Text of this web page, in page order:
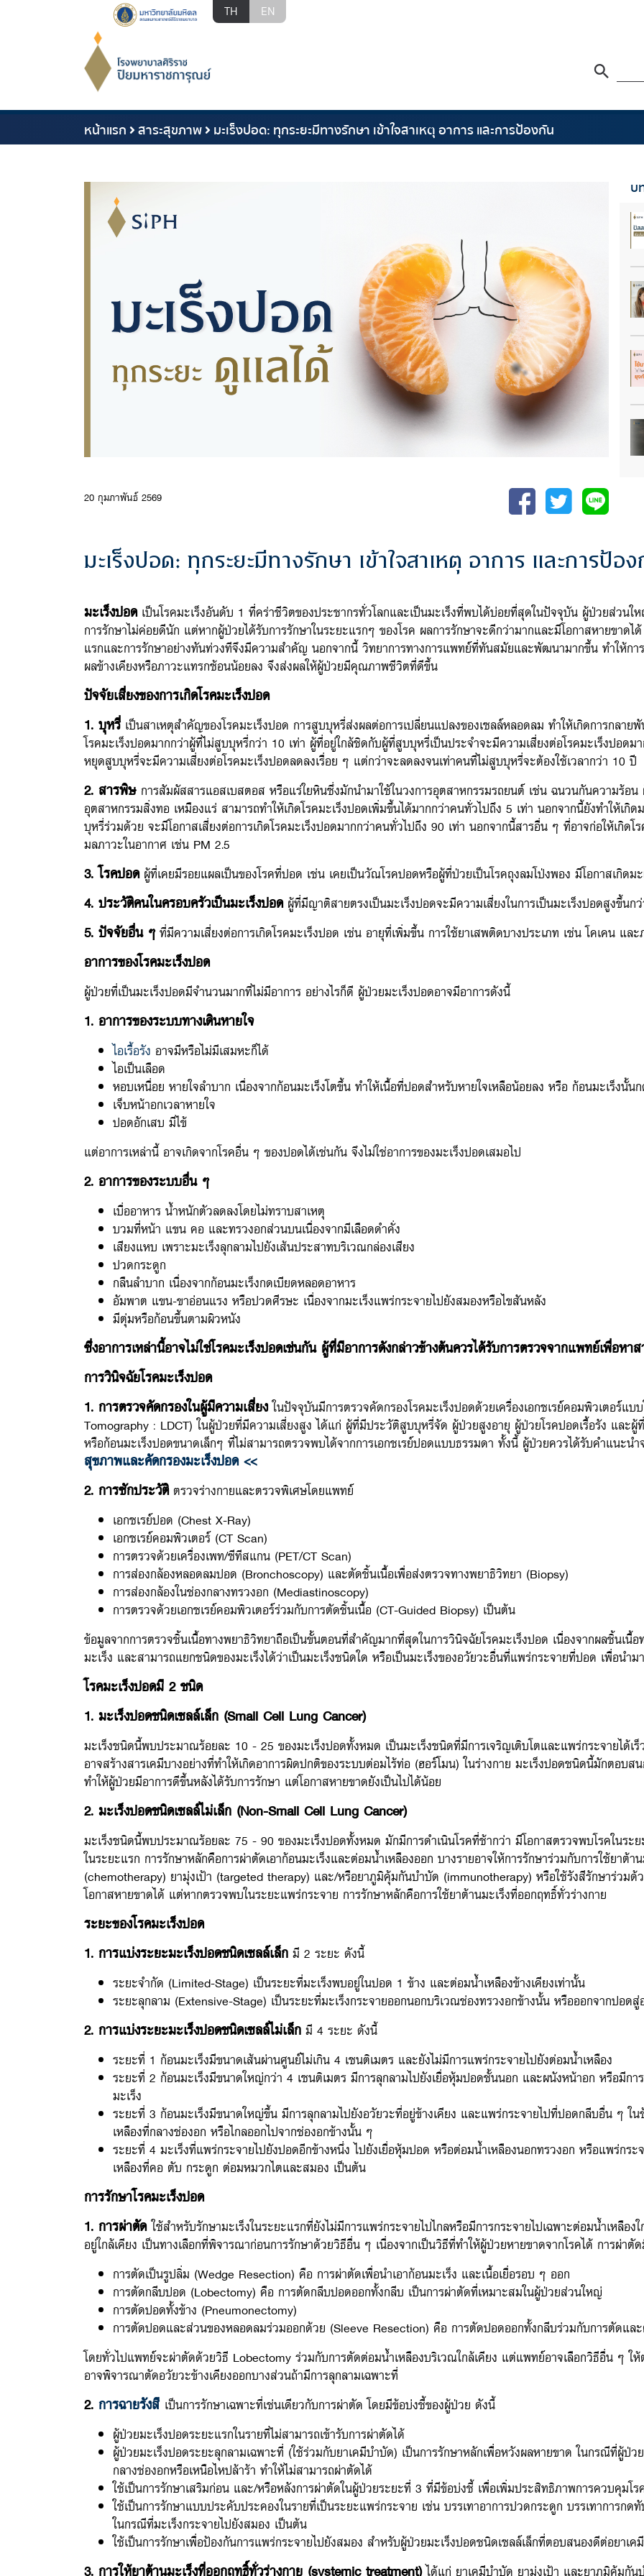
TH EN
หน้าแรก สาระสุขภาพ มะเร็งปอด: ทุกระยะมีทางรักษา เข้าใจสาเหตุ อาการ และการป้องกัน
20 กุมภาพันธ์ 2569
บ
มะเร็งปอด: ทุกระยะมีทางรักษา เข้าใจสาเหตุ อาการ และการป้อ
มะเร็งปอดเป็นโรคมะเร็งอันดับ 1 ที่คร่าชีวิตของประชากรทั่วโลกและเป็นมะเร็งที่พบได้บ่อยที่สุดในปัจจุบัน ผู้ป่วยส่วนใ
การรักษาไม่ค่อยดีนัก แต่หากผู้ป่วยได้รับการรักษาในระยะแรกๆ ของโรค ผลการรักษาจะดีกว่ามากและมีโอกาสหายขาดไ
แรกและการรักษาอย่างทันท่วงทีจึงมีความสำคัญ นอกจากนี้ วิทยาการทางการแพทย์ที่ทันสมัยและพัฒนามากขึ้น ทำให้ก
ผลข้างเคียงหรือภาวะแทรกซ้อนน้อยลง จึงส่งผลให้ผู้ป่วยมีคุณภาพชีวิตที่ดีขึ้น
ปัจจัยเสี่ยงของการเกิดโรคมะเร็งปอด
1. บุหรี่เป็นสาเหตุสำคัญของโรคมะเร็งปอด การสูบบุหรี่ส่งผลต่อการเปลี่ยนแปลงของเซลล์หลอดลม ทำให้เกิดการกลาย
โรคมะเร็งปอดมากกว่าผู้ที่ไม่สูบบุหรี่กว่า 10 เท่า ผู้ที่อยู่ใกล้ชิดกับผู้ที่สูบบุหรี่เป็นประจำจะมีความเสี่ยงต่อโรคมะเร็งปอด
หยุดสูบบุหรี่จะมีความเสี่ยงต่อโรคมะเร็งปอดลดลงเรื่อย ๆ แต่กว่าจะลดลงจนเท่าคนที่ไม่สูบบุหรี่จะต้องใช้เวลากว่า 10 ปี
2. สารพิษ การสัมผัสสารแอสเบสตอส หรือแร่ใยหินซึ่งมักนำมาใช้ในวงการอุตสาหกรรมรถยนต์ เช่น ฉนวนกันความร้อน
อุตสาหกรรมสิ่งทอ เหมืองแร่ สามารถทำให้เกิดโรคมะเร็งปอดเพิ่มขึ้นได้มากกว่าคนทั่วไปถึง 5 เท่า นอกจากนี้ยังทำให้เกิ
บุหรี่ร่วมด้วย จะมีโอกาสเสี่ยงต่อการเกิดโรคมะเร็งปอดมากกว่าคนทั่วไปถึง 90 เท่า นอกจากนี้สารอื่น ๆ ที่อาจก่อให้เกิด
มลภาวะในอากาศ เช่น PM 2.5
3. โรคปอดผู้ที่เคยมีรอยแผลเป็นของโรคที่ปอด เช่น เคยเป็นวัณโรคปอดหรือผู้ที่ป่วยเป็นโรคถุงลมโป่งพอง มีโอกาสเกิดม
4. ประวัติคนในครอบครัวเป็นมะเร็งปอดผู้ที่มีญาติสายตรงเป็นมะเร็งปอดจะมีความเสี่ยงในการเป็นมะเร็งปอดสูงขึ้นก
5. ปัจจัยอื่น ๆที่มีความเสี่ยงต่อการเกิดโรคมะเร็งปอด เช่น อายุที่เพิ่มขึ้น การใช้ยาเสพติดบางประเภท เช่น โคเคน แล
อาการของโรคมะเร็งปอด
ผู้ป่วยที่เป็นมะเร็งปอดมีจำนวนมากที่ไม่มีอาการ อย่างไรก็ดี ผู้ป่วยมะเร็งปอดอาจมีอาการดังนี้
1. อาการของระบบทางเดินหายใจ
ไอเรื้อรัง อาจมีหรือไม่มีเสมหะก็ได้
ไอเป็นเลือด
หอบเหนื่อย หายใจลำบาก เนื่องจากก้อนมะเร็งโตขึ้น ทำให้เนื้อที่ปอดสำหรับหายใจเหลือน้อยลง หรือ ก้อนมะเร็งนั้น
เจ็บหน้าอกเวลาหายใจ
ปอดอักเสบ มีไข้
แต่อาการเหล่านี้ อาจเกิดจากโรคอื่น ๆ ของปอดได้เช่นกัน จึงไม่ใช่อาการของมะเร็งปอดเสมอไป
2. อาการของระบบอื่น ๆ
เบื่ออาหาร น้ำหนักตัวลดลงโดยไม่ทราบสาเหตุ
บวมที่หน้า แขน คอ และทรวงอกส่วนบนเนื่องจากมีเลือดดำคั่ง
เสียงแหบ เพราะมะเร็งลุกลามไปยังเส้นประสาทบริเวณกล่องเสียง
ปวดกระดูก
กลืนลำบาก เนื่องจากก้อนมะเร็งกดเบียดหลอดอาหาร
อัมพาต แขน-ขาอ่อนแรง หรือปวดศีรษะ เนื่องจากมะเร็งแพร่กระจายไปยังสมองหรือไขสันหลัง
มีตุ่มหรือก้อนขึ้นตามผิวหนัง
ซึ่งอาการเหล่านี้อาจไม่ใช่โรคมะเร็งปอดเช่นกัน ผู้ที่มีอาการดังกล่าวข้างต้นควรได้รับการตรวจจากแพทย์เพื่อหา
การวินิจฉัยโรคมะเร็งปอด
1. การตรวจคัดกรองในผู้มีความเสี่ยง ในปัจจุบันมีการตรวจคัดกรองโรคมะเร็งปอดด้วยเครื่องเอกซเรย์คอมพิวเตอร์
Tomography : LDCT) ในผู้ป่วยที่มีความเสี่ยงสูง ได้แก่ ผู้ที่มีประวัติสูบบุหรี่จัด ผู้ป่วยสูงอายุ ผู้ป่วยโรคปอดเรื้อรัง และ
หรือก้อนมะเร็งปอดขนาดเล็กๆ ที่ไม่สามารถตรวจพบได้จากการเอกชเรย์ปอดแบบธรรมดา ทั้งนี้ ผู้ป่วยควรได้รับคำแนะน
สุขภาพและคัดกรองมะเร็งปอด <<
2. การซักประวัติตรวจร่างกายและตรวจพิเศษโดยแพทย์
เอกซเรย์ปอด (Chest X-Ray)
เอกซเรย์คอมพิวเตอร์ (CT Scan)
การตรวจด้วยเครื่องเพท/ซีทีสแกน (PET/CT Scan)
การส่องกล้องหลอดลมปอด (Bronchoscopy) และตัดชิ้นเนื้อเพื่อส่งตรวจทางพยาธิวิทยา (Biopsy)
การส่องกล้องในช่องกลางทรวงอก (Mediastinoscopy)
การตรวจด้วยเอกซเรย์คอมพิวเตอร์ร่วมกับการตัดชิ้นเนื้อ (CT-Guided Biopsy) เป็นต้น
ข้อมูลจากการตรวจชิ้นเนื้อทางพยาธิวิทยาถือเป็นขั้นตอนที่สำคัญมากที่สุดในการวินิจฉัยโรคมะเร็งปอด เนื่องจากผลชิ้นเนื้
มะเร็ง และสามารถแยกชนิดของมะเร็งได้ว่าเป็นมะเร็งชนิดใด หรือเป็นมะเร็งของอวัยวะอื่นที่แพร่กระจายที่ปอด เพื่อนำม
โรคมะเร็งปอดมี 2 ชนิด
1. มะเร็งปอดชนิดเซลล์เล็ก (Small Cell Lung Cancer)
มะเร็งชนิดนี้พบประมาณร้อยละ 10 - 25 ของมะเร็งปอดทั้งหมด เป็นมะเร็งชนิดที่มีการเจริญเติบโตและแพร่กระจายได้
อาจสร้างสารเคมีบางอย่างที่ทำให้เกิดอาการผิดปกติของระบบต่อมไร้ท่อ (ฮอร์โมน) ในร่างกาย มะเร็งปอดชนิดนี้มักตอบ
ทำให้ผู้ป่วยมีอาการดีขึ้นหลังได้รับการรักษา แต่โอกาสหายขาดยังเป็นไปได้น้อย
2. มะเร็งปอดชนิดเซลล์ไม่เล็ก (Non-Small Cell Lung Cancer)
มะเร็งชนิดนี้พบประมาณร้อยละ 75 - 90 ของมะเร็งปอดทั้งหมด มักมีการดำเนินโรคที่ช้ากว่า มีโอกาสตรวจพบโรคในระ
ในระยะแรก การรักษาหลักคือการผ่าตัดเอาก้อนมะเร็งและต่อมน้ำเหลืองออก บางรายอาจให้การรักษาร่วมกับการใช้ยาต้
(chemotherapy) ยามุ่งเป้า (targeted therapy) และ/หรือยาภูมิคุ้มกันบำบัด (immunotherapy) หรือใช้รังสีรักษาร่วมด้
โอกาสหายขาดได้ แต่หากตรวจพบในระยะแพร่กระจาย การรักษาหลักคือการใช้ยาต้านมะเร็งที่ออกฤทธิ์ทั่วร่างกาย
ระยะของโรคมะเร็งปอด
1. การแบ่งระยะมะเร็งปอดชนิดเซลล์เล็ก มี 2 ระยะ ดังนี้
ระยะจำกัด (Limited-Stage) เป็นระยะที่มะเร็งพบอยู่ในปอด 1 ข้าง และต่อมน้ำเหลืองข้างเคียงเท่านั้น
ระยะลุกลาม (Extensive-Stage) เป็นระยะที่มะเร็งกระจายออกนอกบริเวณช่องทรวงอกข้างนั้น หรือออกจากปอด
2. การแบ่งระยะมะเร็งปอดชนิดเซลล์ไม่เล็ก มี 4 ระยะ ดังนี้
ระยะที่ 1 ก้อนมะเร็งมีขนาดเส้นผ่านศูนย์ไม่เกิน 4 เซนติเมตร และยังไม่มีการแพร่กระจายไปยังต่อมน้ำเหลือง
ระยะที่ 2 ก้อนมะเร็งมีขนาดใหญ่กว่า 4 เซนติเมตร มีการลุกลามไปยังเยื่อหุ้มปอดชั้นนอก และผนังหน้าอก หรือมีก
มะเร็ง
ระยะที่ 3 ก้อนมะเร็งมีขนาดใหญ่ขึ้น มีการลุกลามไปยังอวัยวะที่อยู่ข้างเคียง และแพร่กระจายไปที่ปอดกลีบอื่น ๆ ใน
เหลืองที่กลางช่องอก หรือไกลออกไปจากช่องอกข้างนั้น ๆ
ระยะที่ 4 มะเร็งที่แพร่กระจายไปยังปอดอีกข้างหนึ่ง ไปยังเยื่อหุ้มปอด หรือต่อมน้ำเหลืองนอกทรวงอก หรือแพร่กร
เหลืองที่คอ ตับ กระดูก ต่อมหมวกไตและสมอง เป็นต้น
การรักษาโรคมะเร็งปอด
1. การผ่าตัดใช้สำหรับรักษามะเร็งในระยะแรกที่ยังไม่มีการแพร่กระจายไปไกลหรือมีการกระจายไปเฉพาะต่อมน้ำเหลื
อยู่ใกล้เคียง เป็นทางเลือกที่พิจารณาก่อนการรักษาด้วยวิธีอื่น ๆ เนื่องจากเป็นวิธีที่ทำให้ผู้ป่วยหายขาดจากโรคได้ การผ่า
การตัดเป็นรูปลิ่ม (Wedge Resection) คือ การผ่าตัดเพื่อนำเอาก้อนมะเร็ง และเนื้อเยื่อรอบ ๆ ออก
การตัดกลีบปอด (Lobectomy) คือ การตัดกลีบปอดออกทั้งกลีบ เป็นการผ่าตัดที่เหมาะสมในผู้ป่วยส่วนใหญ่
การตัดปอดทั้งข้าง (Pneumonectomy)
การตัดปอดและส่วนของหลอดลมร่วมออกด้วย (Sleeve Resection) คือ การตัดปอดออกทั้งกลีบร่วมกับการตัดแล
โดยทั่วไปแพทย์จะผ่าตัดด้วยวิธี Lobectomy ร่วมกับการตัดต่อมน้ำเหลืองบริเวณใกล้เคียง แต่แพทย์อาจเลือกวิธีอื่น ๆ ใ
อาจพิจารณาตัดอวัยวะข้างเคียงออกบางส่วนถ้ามีการลุกลามเฉพาะที่
2. การฉายรังสี เป็นการรักษาเฉพาะที่เช่นเดียวกับการผ่าตัด โดยมีข้อบ่งชี้ของผู้ป่วย ดังนี้
ผู้ป่วยมะเร็งปอดระยะแรกในรายที่ไม่สามารถเข้ารับการผ่าตัดได้
ผู้ป่วยมะเร็งปอดระยะลุกลามเฉพาะที่ (ใช้ร่วมกับยาเคมีบำบัด) เป็นการรักษาหลักเพื่อหวังผลหายขาด ในกรณีที่ผู้ป่ว
กลางช่องอกหรือเหนือไหปล้าร้า ทำให้ไม่สามารถผ่าตัดได้
ใช้เป็นการรักษาเสริมก่อน และ/หรือหลังการผ่าตัดในผู้ป่วยระยะที่ 3 ที่มีข้อบ่งชี้ เพื่อเพิ่มประสิทธิภาพการควบคุมโร
ใช้เป็นการรักษาแบบประคับประคองในรายที่เป็นระยะแพร่กระจาย เช่น บรรเทาอาการปวดกระดูก บรรเทาการก
ในกรณีที่มะเร็งกระจายไปยังสมอง เป็นต้น
ใช้เป็นการรักษาเพื่อป้องกันการแพร่กระจายไปยังสมอง สำหรับผู้ป่วยมะเร็งปอดชนิดเซลล์เล็กที่ตอบสนองดีต่อยาเค
3. การให้ยาต้านมะเร็งที่ออกฤทธิ์ทั่วร่างกาย (systemic treatment)ได้แก่ ยาเคมีบำบัด ยามุ่งเป้า และยาภูมิคุ้มกัน